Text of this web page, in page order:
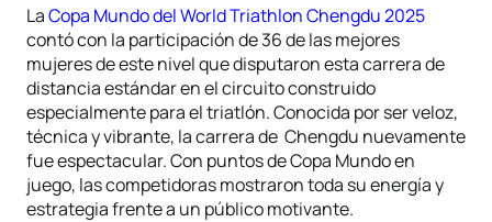
LaCopa Mundo del World Triathlon Chengdu 2025
contó con la participación de 36 de las mejores
mujeres de este nivel que disputaron esta carrera de
distancia estándar en el circuito construido
especialmente para el triatlón. Conocida por ser veloz,
técnica y vibrante, la carrera de Chengdu nuevamente
fue espectacular. Con puntos de Copa Mundo en
juego, las competidoras mostraron toda su energía y
estrategia frente a un público motivante.